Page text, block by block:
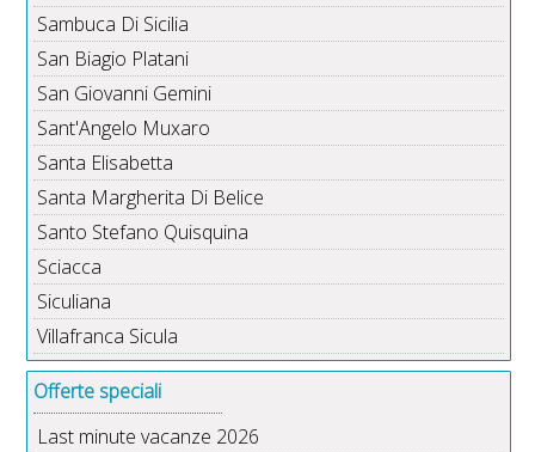
Sambuca Di Sicilia
San Biagio Platani
San Giovanni Gemini
Sant'Angelo Muxaro
Santa Elisabetta
Santa Margherita Di Belice
Santo Stefano Quisquina
Sciacca
Siculiana
Villafranca Sicula
Offerte speciali
Last minute vacanze 2026